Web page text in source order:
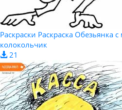
Раскраски Раскраска Обезьянка
колокольчик
21